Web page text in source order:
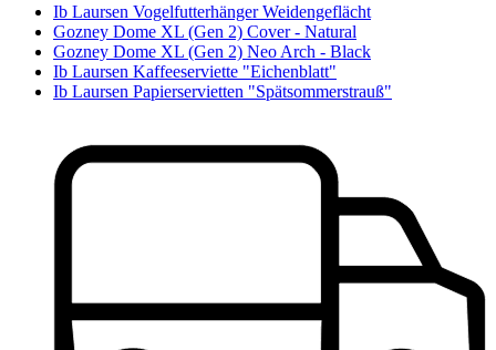
Ib Laursen Vogelfutterhänger Weidengeflächt
Gozney Dome XL (Gen 2) Cover - Natural
Gozney Dome XL (Gen 2) Neo Arch - Black
Ib Laursen Kaffeeserviette "Eichenblatt"
Ib Laursen Papierservietten "Spätsommerstrauß"